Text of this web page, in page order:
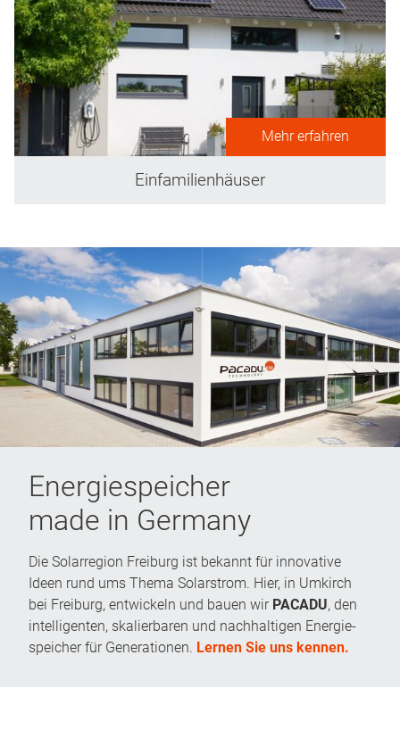
Mehr erfahren
Einfamilienhäuser
Energiespeicher
made in Germany
Die Solarregion Freiburg ist bekannt für innovative
Ideen rund ums Thema Solarstrom. Hier, in Umkirch
bei Freiburg, entwickeln und bauen wir PACADU, den
intelligenten, skalierbaren und nachhaltigen Energie­
speicher für Generationen. Lernen Sie uns kennen.